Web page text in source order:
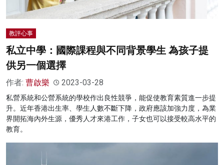
教評心事
私立中學：國際課程與不同背景學生 為孩子提
供另一個選擇
作者: 曹啟樂 2023-03-28
私營系統和公營系統的學校作出良性競爭，能促使教育素質進一步提
升。近年香港出生率、學生人數不斷下降，政府應該加強力度，為業
界開拓海內外生源，優秀人才來港工作，子女也可以接受較高水平的
教育。